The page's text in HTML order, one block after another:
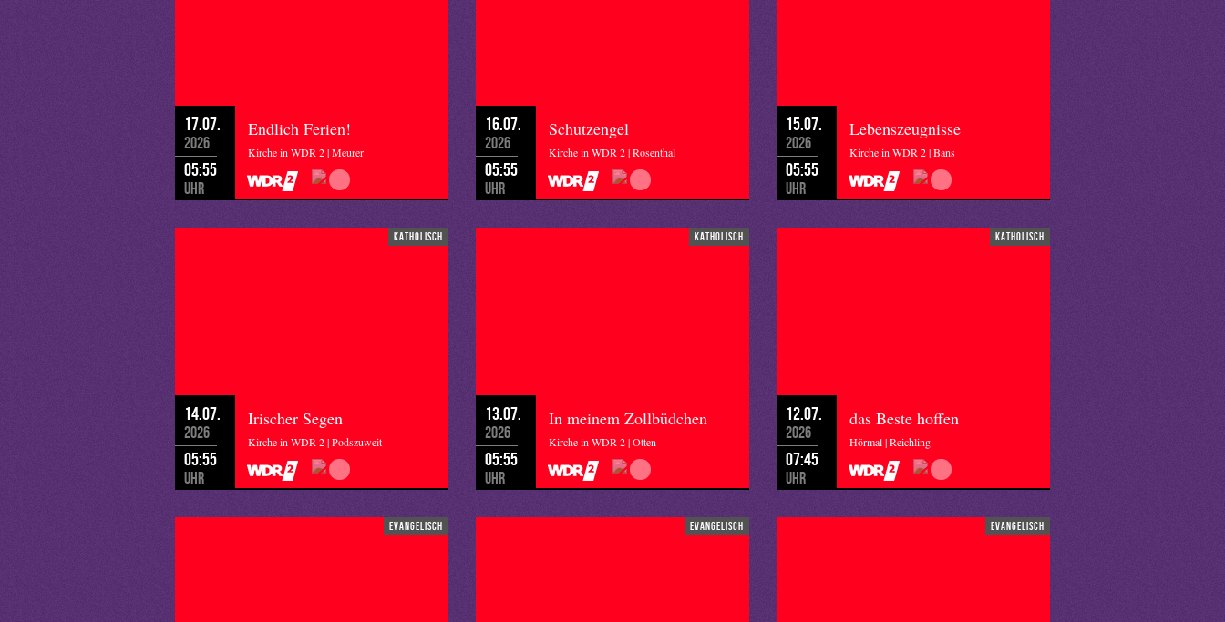
17.07.
2026
05:55
Uhr
Endlich Ferien!
Kirche in WDR 2 | Meurer
16.07.
2026
05:55
Uhr
Schutzengel
Kirche in WDR 2 | Rosenthal
15.07.
2026
05:55
Uhr
Lebenszeugnisse
Kirche in WDR 2 | Bans
katholisch
14.07.
2026
05:55
Uhr
Irischer Segen
Kirche in WDR 2 | Podszuweit
katholisch
13.07.
2026
05:55
Uhr
In meinem Zollbüdchen
Kirche in WDR 2 | Otten
katholisch
12.07.
2026
07:45
Uhr
das Beste hoffen
Hörmal | Reichling
evangelisch evangelisch evangelisch